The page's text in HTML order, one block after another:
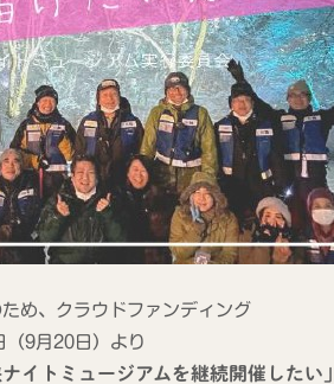
め、クラウドファンディング
（9月20日）より
イトミュージアムを継続開催したい」